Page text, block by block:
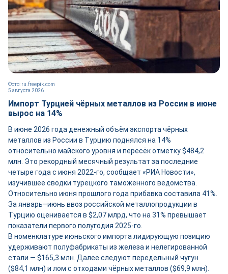
5 августа 2026
Фото: ru.freepik.com
Импорт Турцией чёрных металлов из России в июне
вырос на 14%
В июне 2026 года денежный объём экспорта чёрных
металлов из России в Турцию поднялся на 14%
относительно майского уровня и пересёк отметку $484,2
млн. Это рекордный месячный результат за последние
четыре года с июня 2022-го, сообщает «РИА Новости»,
изучившее сводки турецкого таможенного ведомства.
Относительно июня прошлого года прибавка составила 41%.
За январь–июнь ввоз российской металлопродукции в
Турцию оценивается в $2,07 млрд, что на 31% превышает
показатели первого полугодия 2025-го.
В номенклатуре июньского импорта лидирующую позицию
удерживают полуфабрикаты из железа и нелегированной
стали — $165,3 млн. Далее следуют передельный чугун
($84,1 млн) и лом с отходами чёрных металлов ($69,9 млн).